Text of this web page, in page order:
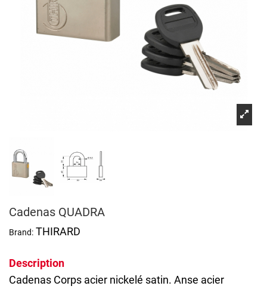
Cadenas QUADRA
Brand: THIRARD
Description
Cadenas Corps acier nickelé satin. Anse acier